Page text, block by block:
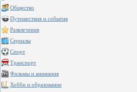
Общество
Путешествия и события
Развлечения
Сериалы
Спорт
Транспорт
Фильмы и анимация
Хобби и образование